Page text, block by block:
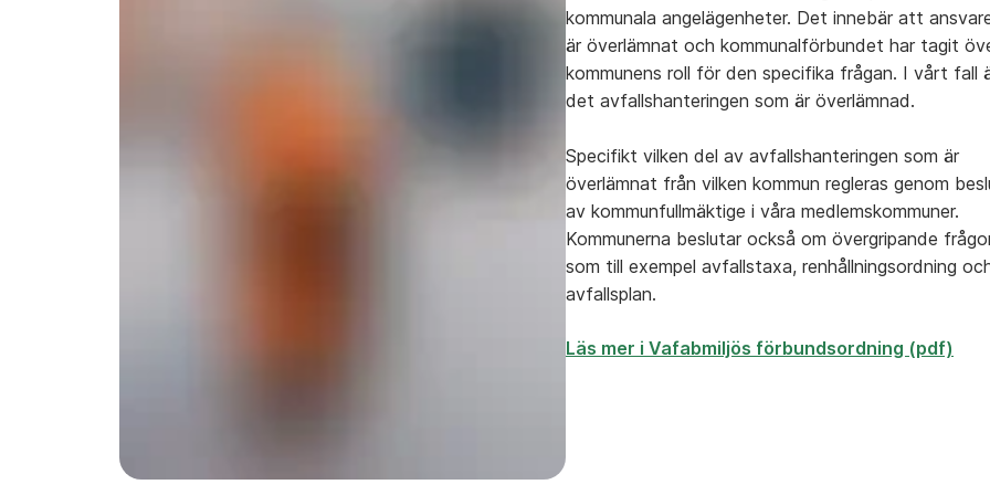
kommunala angelägenheter. Det innebär att
är överlämnat och kommunalförbundet har tagit
kommunens roll för den specifika frågan. I vårt fall
det avfallshanteringen som är överlämnad.
Specifikt vilken del av avfallshanteringen som är
överlämnat från vilken kommun regleras genom
av kommunfullmäktige i våra medlemskommuner.
Kommunerna beslutar också om övergripande
som till exempel avfallstaxa, renhållningsordning
avfallsplan.
Läs mer i Vafabmiljös förbundsordning (pdf)